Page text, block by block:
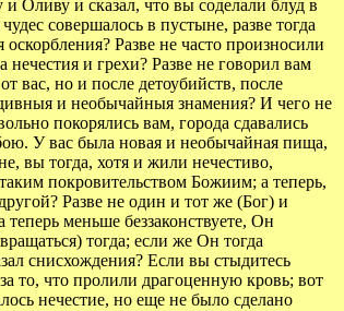
Оливу и сказал, что вы соделали блуд в
совершалось в пустыне, разве тогда
Разве не часто произносили
и грехи? Разве не говорил вам
вас, но и после детоубийств, после
и необычайныя знамения? И чего не
покорялись вам, города сдавались
У вас была новая и необычайная пища,
вы тогда, хотя и жили нечестиво,
покровительством Божиим; а теперь,
Разве не один и тот же (Бог) и
меньше беззаконствуете, Он
тогда; если же Он тогда
снисхождения? Если вы стыдитесь
то, что пролили драгоценную кровь; вот
нечестие, но еще не было сделано